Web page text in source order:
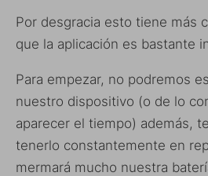
Por desgracia esto tiene más
que la aplicación es bastante
Para empezar, no podremos
nuestro dispositivo (o de lo
aparecer el tiempo) además,
tenerlo constantemente en
mermará mucho nuestra